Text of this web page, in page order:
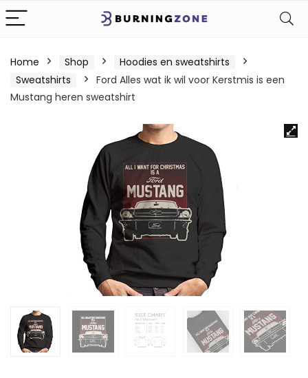
Home Shop
Hoodies en sweatshirts
Sweatshirts
Ford Alles wat ik wil voor Kerstmis is een
Mustang heren sweatshirt